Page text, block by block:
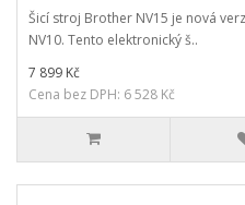
Šicí stroj Brother NV15 je nová
NV10. Tento elektronický š..
7 899 Kč
Cena bez DPH: 6 528 Kč